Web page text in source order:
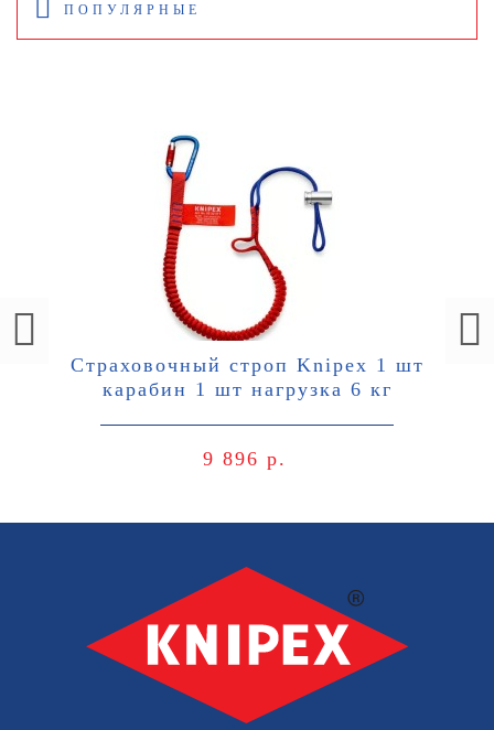
ПОПУЛЯРНЫЕ
Страховочный строп Knipex 1 шт
карабин 1 шт нагрузка 6 кг
9 896 р.